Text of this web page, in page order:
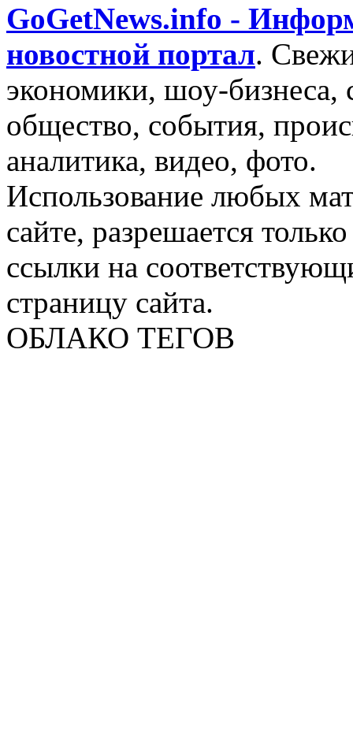
GoGetNews.info -
новостной портал.
экономики, шоу-бизнеса,
общество, события,
аналитика, видео, фото.
Использование любых
сайте, разрешается
ссылки на
страницу сайта.
ОБЛАКО ТЕГОВ